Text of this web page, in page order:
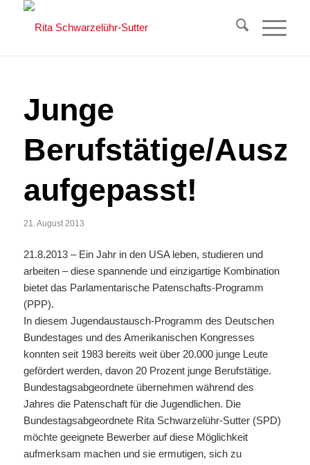
Junge
Berufstätige/
aufgepasst!
21. August 2013
21.8.2013 – Ein Jahr in den USA leben, studieren und
arbeiten – diese spannende und einzigartige Kombination
bietet das Parlamentarische Patenschafts-Programm
(PPP).
In diesem Jugendaustausch-Programm des Deutschen
Bundestages und des Amerikanischen Kongresses
konnten seit 1983 bereits weit über 20.000 junge Leute
gefördert werden, davon 20 Prozent junge Berufstätige.
Bundestagsabgeordnete übernehmen während des
Jahres die Patenschaft für die Jugendlichen. Die
Bundestagsabgeordnete Rita Schwarzelühr-Sutter (SPD)
möchte geeignete Bewerber auf diese Möglichkeit
aufmerksam machen und sie ermutigen, sich zu